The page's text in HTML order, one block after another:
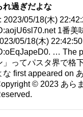
れ過ぎだよな
2023/05/18(木)
1番美
05/18(木)
… The
」ってパスタ界で格
な first appeared on
© 2023 あら